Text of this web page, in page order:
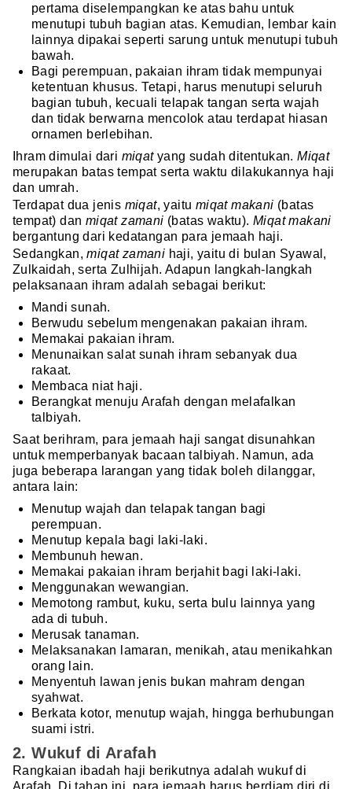
pertama diselempangkan ke atas bahu untuk
menutupi tubuh bagian atas. Kemudian, lembar kain
lainnya dipakai seperti sarung untuk menutupi tubuh
bawah.
Bagi perempuan, pakaian ihram tidak mempunyai
ketentuan khusus. Tetapi, harus menutupi seluruh
bagian tubuh, kecuali telapak tangan serta wajah
dan tidak berwarna mencolok atau terdapat hiasan
ornamen berlebihan.
Ihram dimulai dari miqatyang sudah ditentukan.Miqat
merupakan batas tempat serta waktu dilakukannya haji
dan umrah.
Terdapat dua jenis miqat, yaitu miqat makani (batas
tempat) dan miqat zamani (batas waktu).Miqat makani
bergantung dari kedatangan para jemaah haji.
Sedangkan,miqat zamani haji, yaitu di bulan Syawal,
Zulkaidah, serta Zulhijah. Adapun langkah-langkah
pelaksanaan ihram adalah sebagai berikut:
Mandi sunah.
Berwudu sebelum mengenakan pakaian ihram.
Memakai pakaian ihram.
Menunaikan salat sunah ihram sebanyak dua
rakaat.
Membaca niat haji.
Berangkat menuju Arafah dengan melafalkan
talbiyah.
Saat berihram, para jemaah haji sangat disunahkan
untuk memperbanyak bacaan talbiyah. Namun, ada
juga beberapa larangan yang tidak boleh dilanggar,
antara lain:
Menutup wajah dan telapak tangan bagi
perempuan.
Menutup kepala bagi laki-laki.
Membunuh hewan.
Memakai pakaian ihram berjahit bagi laki-laki.
Menggunakan wewangian.
Memotong rambut, kuku, serta bulu lainnya yang
ada di tubuh.
Merusak tanaman.
Melaksanakan lamaran, menikah, atau menikahkan
orang lain.
Menyentuh lawan jenis bukan mahram dengan
syahwat.
Berkata kotor, menutup wajah, hingga berhubungan
suami istri.
2. Wukuf di Arafah
Rangkaian ibadah haji berikutnya adalah wukuf di
Arafah. Di tahap ini, para jemaah harus berdiam diri di